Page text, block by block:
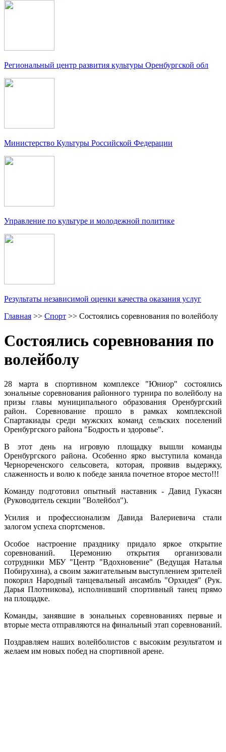
Региональный центр развития культуры Оренбургской обл
Министерство Культуры Российской Федерации
Управление по культуре и молодежной политике
Результаты независимой оценки качества оказания услуг
Главная >> Спорт >> Состоялись соревнования по волейболу
Состоялись соревнования по
волейболу
28 марта в спортивном комплексе "Юниор" состоялись
зональные соревнования районного турнира по волейболу на
призы главы муниципального образования Оренбургский
район. Соревнование прошло в рамках комплексной
Спартакиады среди мужских команд сельских поселений
Оренбургского района "Бодрость и здоровье".
В этот день на игровую площадку вышли команды
Оренбургского района. Особенно ярко выступила команда
Чернореченского сельсовета, которая, проявив выдержку,
слаженность и волю к победе заняла почетное второе место!!!
Команду подготовил опытный наставник - Давид Гукасян
(Руководитель секции "Волейбол").
Усилия и профессионализм Давида Валериевича стали
залогом успеха спортсменов.
Особое настроение празднику придало яркое открытие
соревнований. Церемонию открытия организовали
сотрудники МБУ "Центр "Вдохновение" (Ведущая Наталья
Побирухина), а своим зажигательным выступлением зрителей
покорил Народный танцевальный ансамбль "Орхидея" (Рук.
Дарья Плотникова), исполнивший спортивный танец прямо
на площадке.
Команды, занявшие в зональных соревнованиях первые и
вторые места отправляются на финальный этап соревнований.
Поздравляем наших волейболистов с высоким результатом и
желаем им новых побед на спортивной арене.